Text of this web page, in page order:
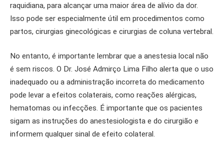
raquidiana, para alcançar uma maior área de alívio da dor.
Isso pode ser especialmente útil em procedimentos como
partos, cirurgias ginecológicas e cirurgias de coluna vertebral.
No entanto, é importante lembrar que a anestesia local não
é sem riscos. O Dr. José Admirço Lima Filho alerta que o uso
inadequado ou a administração incorreta do medicamento
pode levar a efeitos colaterais, como reações alérgicas,
hematomas ou infecções. É importante que os pacientes
sigam as instruções do anestesiologista e do cirurgião e
informem qualquer sinal de efeito colateral.